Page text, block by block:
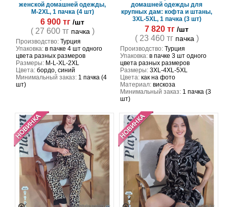
женской домашней одежды,
M-2XL, 1 пачка (4 шт)
6 900 тг /шт
( 27 600 тг пачка )
Производство:Турция
Упаковка:в пачке 4 шт одного
цвета разных размеров
Размеры:M-L-XL-2XL
Цвета:бордо, синий
Минимальный заказ:1 пачка (4
шт)
домашней одежды для
крупных дам: кофта и штаны,
3XL-5XL, 1 пачка (3 шт)
7 820 тг /шт
( 23 460 тг пачка )
Производство:Турция
Упаковка:в пачке 3 шт одного
цвета разных размеров
Размеры:3XL-4XL-5XL
Цвета:как на фото
Материал:вискоза
Минимальный заказ:1 пачка (3
шт)